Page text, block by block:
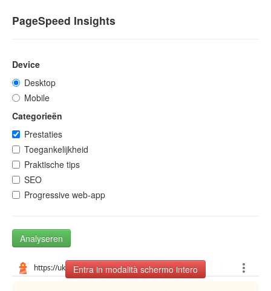
PageSpeed Insights
Device
Desktop
Mobile
Categorieën
Prestaties
Toegankelijkheid
Praktische tips
SEO
Progressive web-app
Analyseren
Entra in modalità schermo intero